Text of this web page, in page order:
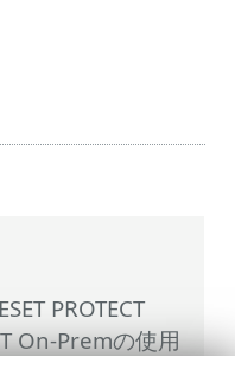
ESET PROTECT
On-Premの使用